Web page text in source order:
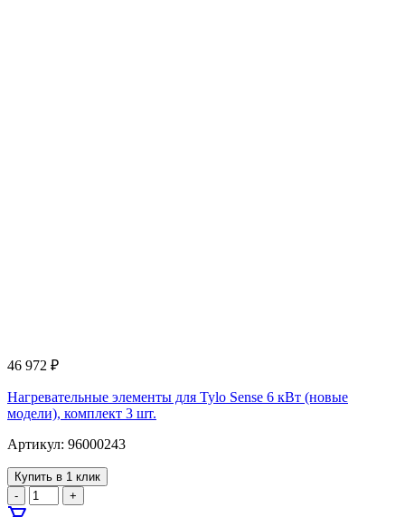
46 972 ₽
Нагревательные элементы для Tylo Sense 6 кВт (новые
модели), комплект 3 шт.
Артикул: 96000243
Купить в 1 клик
-
+